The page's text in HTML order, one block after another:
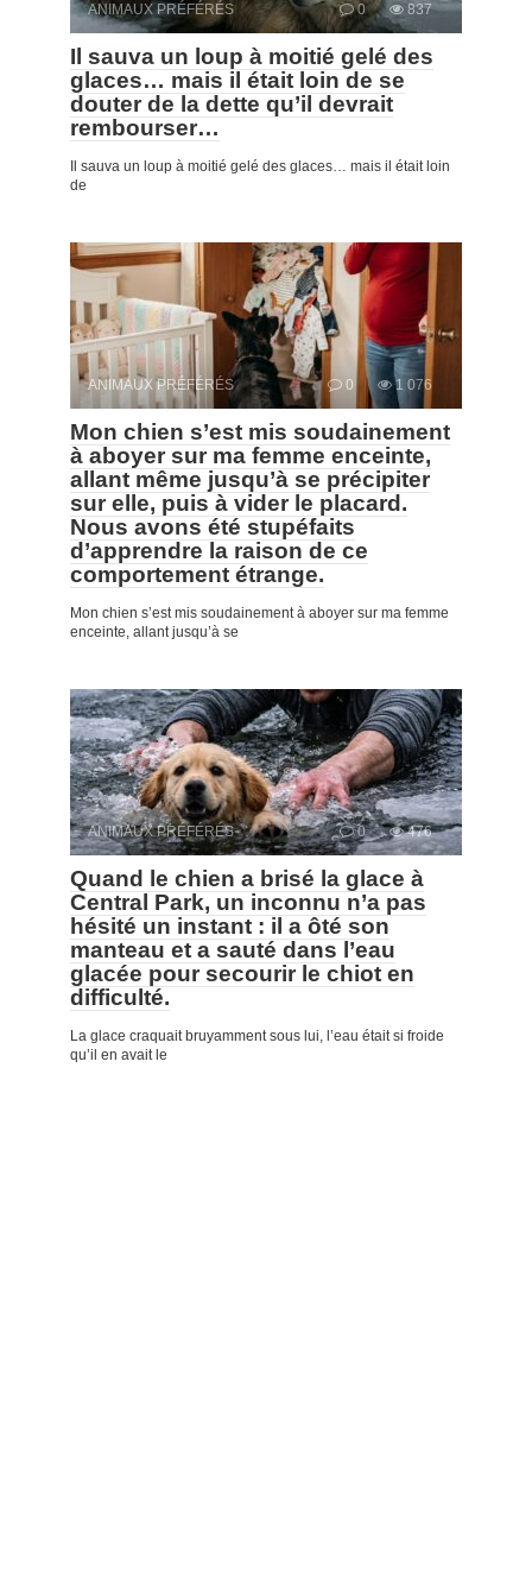
ANIMAUX PRÉFÉRÉS 0 837
Il sauva un loup à moitié gelé des
glaces… mais il était loin de se
douter de la dette qu’il devrait
rembourser…
Il sauva un loup à moitié gelé des glaces… mais il était loin
de
ANIMAUX PRÉFÉRÉS 0 1 076
Mon chien s’est mis soudainement
à aboyer sur ma femme enceinte,
allant même jusqu’à se précipiter
sur elle, puis à vider le placard.
Nous avons été stupéfaits
d’apprendre la raison de ce
comportement étrange.
Mon chien s’est mis soudainement à aboyer sur ma femme
enceinte, allant jusqu’à se
ANIMAUX PRÉFÉRÉS 0 476
Quand le chien a brisé la glace à
Central Park, un inconnu n’a pas
hésité un instant : il a ôté son
manteau et a sauté dans l’eau
glacée pour secourir le chiot en
difficulté.
La glace craquait bruyamment sous lui, l’eau était si froide
qu’il en avait le